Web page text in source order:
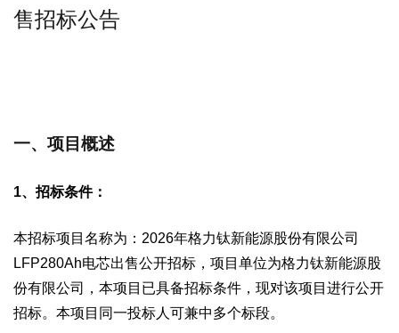
售招标公告
一、项目概述
1、招标条件：
本招标项目名称为： 2026年格力钛新能源股份有限公司
LFP280Ah电芯出售公开招标，项目单位为格力钛新能源股
份有限公司，本项目已具备招标条件，现对该项目进行公开
招标。本项目同一投标人可兼中多个标段。